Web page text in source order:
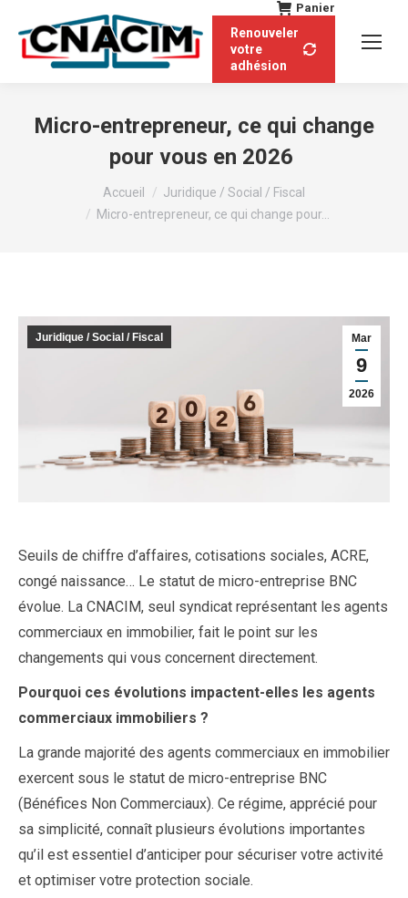
Panier
Renouveler
votre
adhésion
Micro-entrepreneur, ce qui change
pour vous en 2026
Vous êtes ici :Accueil
Juridique / Social / Fiscal
Micro-entrepreneur, ce qui change pour…
Mar
9
2026
Juridique / Social / Fiscal
Seuils de chiffre d’affaires, cotisations sociales, ACRE,
congé naissance… Le statut de micro-entreprise BNC
évolue. La CNACIM, seul syndicat représentant les agents
commerciaux en immobilier, fait le point sur les
changements qui vous concernent directement.
Pourquoi ces évolutions impactent-elles les agents
commerciaux immobiliers ?
La grande majorité des agents commerciaux en immobilier
exercent sous le statut de micro-entreprise BNC
(Bénéfices Non Commerciaux). Ce régime, apprécié pour
sa simplicité, connaît plusieurs évolutions importantes
qu’il est essentiel d’anticiper pour sécuriser votre activité
et optimiser votre protection sociale.